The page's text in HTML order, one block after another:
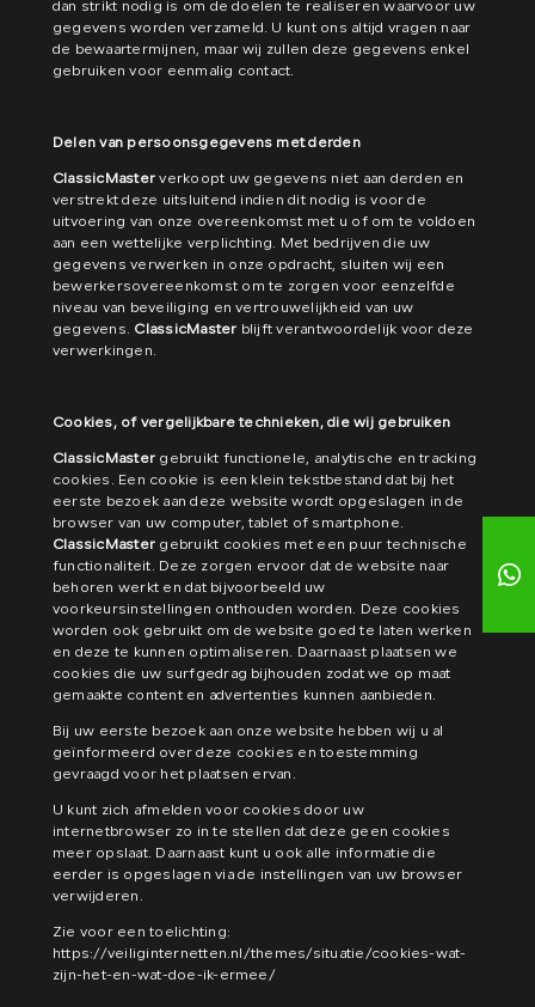
dan strikt nodig is om de doelen te realiseren waarvoor uw
gegevens worden verzameld. U kunt ons altijd vragen naar
de bewaartermijnen, maar wij zullen deze gegevens enkel
gebruiken voor eenmalig contact.
Delen van persoonsgegevens met derden
ClassicMaster verkoopt uw gegevens niet aan derden en
verstrekt deze uitsluitend indien dit nodig is voor de
uitvoering van onze overeenkomst met u of om te voldoen
aan een wettelijke verplichting. Met bedrijven die uw
gegevens verwerken in onze opdracht, sluiten wij een
bewerkersovereenkomst om te zorgen voor eenzelfde
niveau van beveiliging en vertrouwelijkheid van uw
gegevens. ClassicMaster blijft verantwoordelijk voor deze
verwerkingen.
Cookies, of vergelijkbare technieken, die wij gebruiken
ClassicMaster gebruikt functionele, analytische en tracking
cookies. Een cookie is een klein tekstbestand dat bij het
eerste bezoek aan deze website wordt opgeslagen in de
browser van uw computer, tablet of smartphone.
ClassicMaster gebruikt cookies met een puur technische
functionaliteit. Deze zorgen ervoor dat de website naar
behoren werkt en dat bijvoorbeeld uw
voorkeursinstellingen onthouden worden. Deze cookies
worden ook gebruikt om de website goed te laten werken
en deze te kunnen optimaliseren. Daarnaast plaatsen we
cookies die uw surfgedrag bijhouden zodat we op maat
gemaakte content en advertenties kunnen aanbieden.
Bij uw eerste bezoek aan onze website hebben wij u al
geïnformeerd over deze cookies en toestemming
gevraagd voor het plaatsen ervan.
U kunt zich afmelden voor cookies door uw
internetbrowser zo in te stellen dat deze geen cookies
meer opslaat. Daarnaast kunt u ook alle informatie die
eerder is opgeslagen via de instellingen van uw browser
verwijderen.
Zie voor een toelichting:
https://veiliginternetten.nl/themes/situatie/cookies-wat-
zijn-het-en-wat-doe-ik-ermee/